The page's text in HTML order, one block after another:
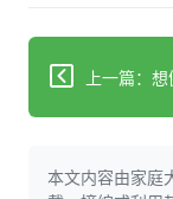
本文内容由家庭